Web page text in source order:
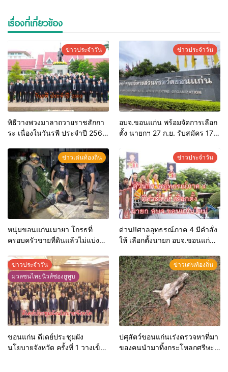
เรื่องที่เกี่ยวข้อง
ข่าวประจำวัน
พิธีวางพวงมาลาถวายราชสักกา
ระ เนื่องในวันรพี ประจำปี 2569
เพื่อเชื่อมความสัมพันธ์อันดีของ
หน่วยงานในกระบวนการ
ยุติธรรม
ข่าวประจำวัน
อบจ.ขอนแก่น พร้อมจัดการเลือก
ตั้ง นายกฯ 27 ก.ย. รับสมัคร 17-
การเลือกตั้งหากคุณสมบัติครบ
มั่นใจคนใช้สิทธิ์ทะลุ 70%
ข่าวเด่นท้องถิ่น
หนุ่มขอนแก่นเมายา โกรธที่
ครอบครัวขายที่ดินแล้วไม่แบ่ง
ทำงาน ผกก.ฯ 2 นัด ตำรวจคุมตัว
ได้ทันควัน
ข่าวประจำวัน
ด่วน!!ศาลอุทธรณ์ภาค 4 มีคำสั่ง
ให้ เลือกตั้งนายก อบจ.ขอนแก่น
ข่าวประจำวัน
มวลชนไทยนิวส์ช่องยูทูบ
ขอนแก่น ดีเดย์ประชุมผัง
นโยบายจังหวัด ครั้งที่ 1 วางเข็ม
ข่าวเด่นท้องถิ่น
ปศุสัตว์ขอนแก่นเร่งตรวจหาที่มา
ของคนนำมาทิ้งกระโหลกศรีษะ